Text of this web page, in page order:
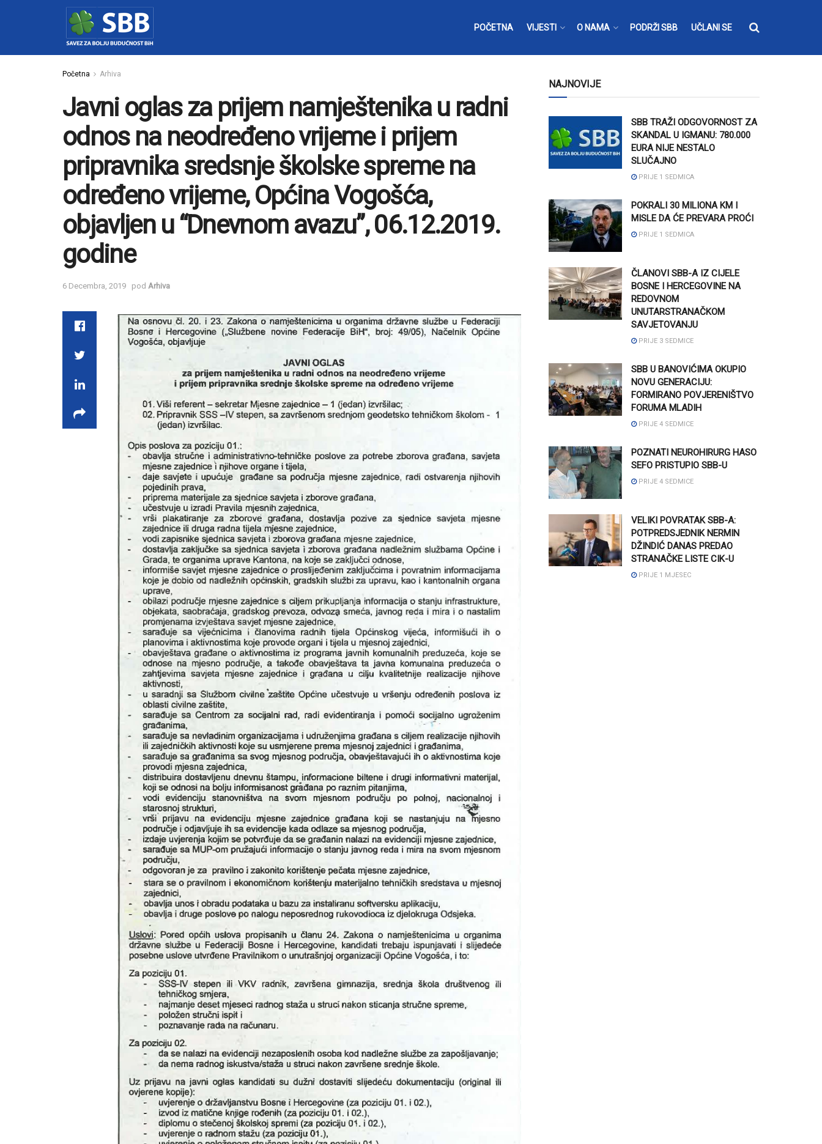
POČETNA VIJESTI O NAMA PODRŽI SBB UČLANI SE
Početna Arhiva
Javni oglas za prijem namještenika u radni
odnos na neodređeno vrijeme i prijem
pripravnika sredsnje školske spreme na
određeno vrijeme, Općina Vogošća,
objavljen u “Dnevnom avazu”, 06.12.2019.
godine
6 Decembra, 2019 pod Arhiva
NAJNOVIJE
SBB TRAŽI ODGOVORNOST ZA
SKANDAL U IGMANU: 780.000
EURA NIJE NESTALO
SLUČAJNO
PRIJE 1 SEDMICA
POKRALI 30 MILIONA KM I
MISLE DA ĆE PREVARA PROĆI
PRIJE 1 SEDMICA
ČLANOVI SBB-A IZ CIJELE
BOSNE I HERCEGOVINE NA
REDOVNOM
UNUTARSTRANAČKOM
SAVJETOVANJU
PRIJE 3 SEDMICE
SBB U BANOVIĆIMA OKUPIO
NOVU GENERACIJU:
FORMIRANO POVJERENIŠTVO
FORUMA MLADIH
PRIJE 4 SEDMICE
POZNATI NEUROHIRURG HASO
SEFO PRISTUPIO SBB-U
PRIJE 4 SEDMICE
VELIKI POVRATAK SBB-A:
POTPREDSJEDNIK NERMIN
DŽINDIĆ DANAS PREDAO
STRANAČKE LISTE CIK-U
PRIJE 1 MJESEC